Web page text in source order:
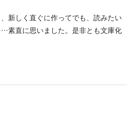
新しく直ぐに作ってでも、読みたい
素直に思いました。是非とも文庫化